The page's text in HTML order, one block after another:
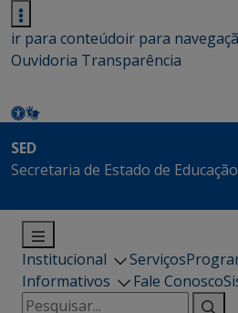
ir para conteúdoir para
Ouvidoria Transparência
SED
Secretaria de Estado de Educação
Institucional Serviços
Informativos
Fale Conosco
Pesquisar